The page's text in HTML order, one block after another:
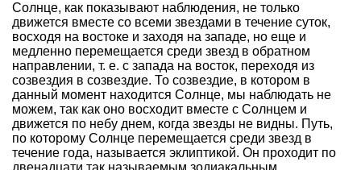
Солнце, как показывают наблюдения, не только
движется вместе со всеми звездами в течение суток,
восходя на востоке и заходя на западе, но еще и
медленно перемещается среди звезд в обратном
направлении, т. е. с запада на восток, переходя из
созвездия в созвездие. То созвездие, в котором в
данный момент находится Солнце, мы наблюдать не
можем, так как оно восходит вместе с Солнцем и
движется по небу днем, когда звезды не видны. Путь,
по которому Солнце перемещается среди звезд в
течение года, называется эклиптикой. Он проходит по
двенадцати так называемым зодиакальным